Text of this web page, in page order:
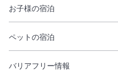
お子様の宿泊
ペットの宿泊
バリアフリー情報